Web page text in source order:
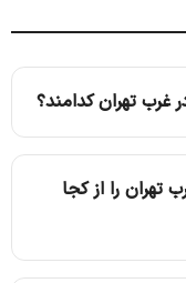
غرب تهران کدامند؟
تهران را از کجا